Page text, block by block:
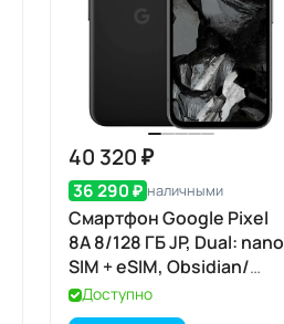
40 320 ₽
36 290 ₽ наличными
Смартфон Google Pixel
8A 8/128 ГБ JP, Dual: nano
SIM + eSIM, Obsidian/
Черный
Доступно